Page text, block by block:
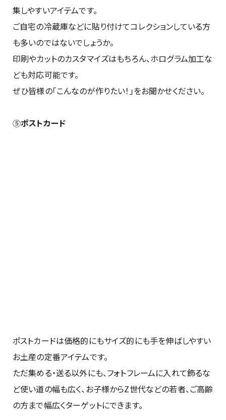
集しやすいアイテムです。
ご自宅の冷蔵庫などに貼り付けてコレクションしている方
も多いのではないでしょうか。
印刷やカットのカスタマイズはもちろん、ホログラム加工な
ども対応可能です。
ぜひ皆様の「こんなのが作りたい！」をお聞かせください。
⑤ポストカード
ポストカードは価格的にもサイズ的にも手を伸ばしやすい
お土産の定番アイテムです。
ただ集める・送る以外にも、フォトフレームに入れて飾るな
ど使い道の幅も広く、お子様からZ世代などの若者、ご高齢
の方まで幅広くターゲットにできます。